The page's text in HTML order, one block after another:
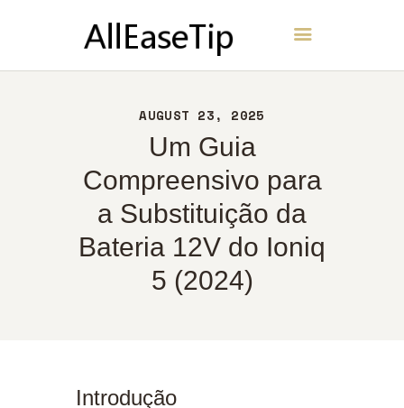
AUGUST 23, 2025
Um Guia
Compreensivo para
a Substituição da
Bateria 12V do Ioniq
5 (2024)
AllEaseTip
INÍCIO
POLÍTICA
PORTUGUÊS
Introdução